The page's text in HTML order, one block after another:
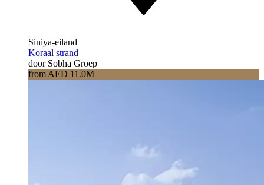
Siniya-eiland
Koraal strand
door Sobha Groep
from AED 11.0M